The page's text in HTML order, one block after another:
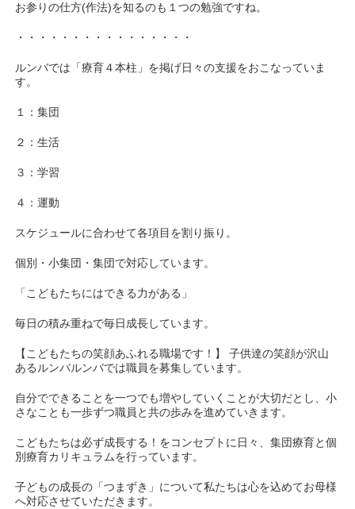
お参りの仕方(作法)を知るのも１つの勉強ですね。
・・・・・・・・・・・・・・・・
ルンバでは「療育４本柱」を掲げ日々の支援をおこなっていま
す。
１：集団
２：生活
３：学習
４：運動
スケジュールに合わせて各項目を割り振り。
個別・小集団・集団で対応しています。
「こどもたちにはできる力がある」
毎日の積み重ねで毎日成長しています。
【こどもたちの笑顔あふれる職場です！】 子供達の笑顔が沢山
あるルンバルンバでは職員を募集しています。
自分でできることを一つでも増やしていくことが大切だとし、小
さなことも一歩ずつ職員と共の歩みを進めていきます。
こどもたちは必ず成長する！をコンセプトに日々、集団療育と個
別療育カリキュラムを行っています。
子どもの成長の「つまずき」について私たちは心を込めてお母様
へ対応させていただきます。